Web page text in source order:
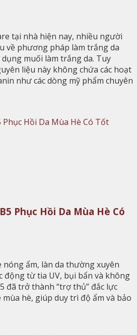
tại nhà hiện nay, nhiều người
về phương pháp làm trắng da
muối làm trắng da. Tuy
liệu này không chứa các hoạt
như các dòng mỹ phẩm chuyên
Phục Hồi Da Mùa Hè Có
ẩm, làn da thường xuyên
động từ tia UV, bụi bẩn và không
đã trở thành “trợ thủ” đắc lực
hè, giúp duy trì độ ẩm và bảo